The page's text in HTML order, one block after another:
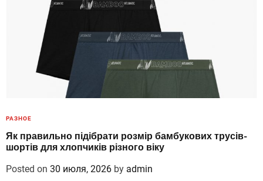
РАЗНОЕ
Як правильно підібрати розмір бамбукових трусів-
шортів для хлопчиків різного віку
Posted on 30 июля, 2026 by admin